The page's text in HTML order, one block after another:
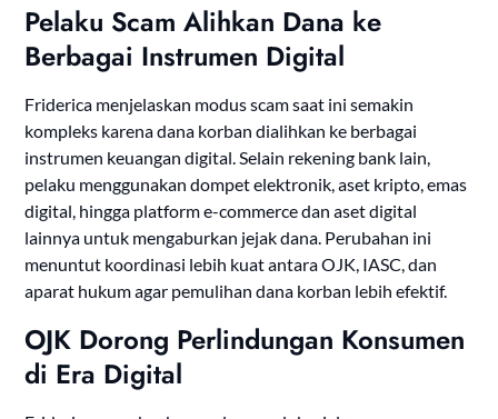
Pelaku Scam Alihkan Dana ke
Berbagai Instrumen Digital
Friderica menjelaskan modus scam saat ini semakin
kompleks karena dana korban dialihkan ke berbagai
instrumen keuangan digital. Selain rekening bank lain,
pelaku menggunakan dompet elektronik, aset kripto, emas
digital, hingga platform e-commerce dan aset digital
lainnya untuk mengaburkan jejak dana. Perubahan ini
menuntut koordinasi lebih kuat antara OJK, IASC, dan
aparat hukum agar pemulihan dana korban lebih efektif.
OJK Dorong Perlindungan Konsumen
di Era Digital